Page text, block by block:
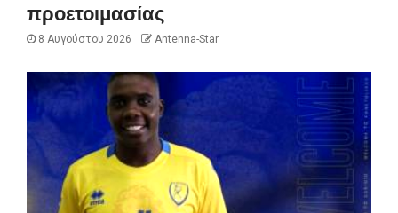
προετοιμασίας
8 Αυγούστου 2026 Antenna-Star